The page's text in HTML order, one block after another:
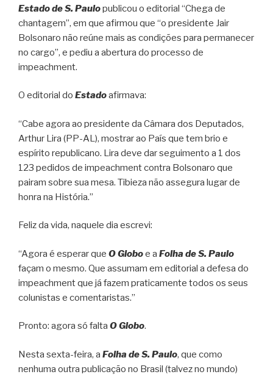
Estado de S. Paulopublicou o editorial “Chega de
chantagem”, em que afirmou que “o presidente Jair
Bolsonaro não reúne mais as condições para permanecer
no cargo”, e pediu a abertura do processo de
impeachment.
O editorial do Estadoafirmava:
“Cabe agora ao presidente da Câmara dos Deputados,
Arthur Lira (PP-AL), mostrar ao País que tem brio e
espírito republicano. Lira deve dar seguimento a 1 dos
123 pedidos de impeachment contra Bolsonaro que
pairam sobre sua mesa. Tibieza não assegura lugar de
honra na História.”
Feliz da vida, naquele dia escrevi:
“Agora é esperar que O Globoe a Folha de S. Paulo
façam o mesmo. Que assumam em editorial a defesa do
impeachment que já fazem praticamente todos os seus
colunistas e comentaristas.”
Pronto: agora só falta O Globo.
Nesta sexta-feira, a Folha de S. Paulo, que como
nenhuma outra publicação no Brasil (talvez no mundo)